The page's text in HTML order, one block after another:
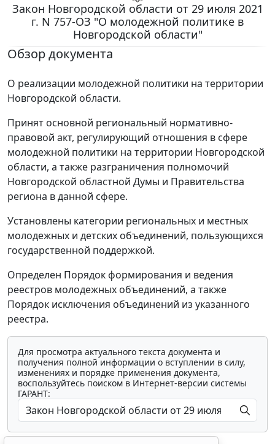
Закон Новгородской области от 29 июля 2021
г. N 757-ОЗ "О молодежной политике в
Новгородской области"
Обзор документа
О реализации молодежной политики на территории
Новгородской области.
Принят основной региональный нормативно-
правовой акт, регулирующий отношения в сфере
молодежной политики на территории Новгородской
области, а также разграничения полномочий
Новгородской областной Думы и Правительства
региона в данной сфере.
Установлены категории региональных и местных
молодежных и детских объединений, пользующихся
государственной поддержкой.
Определен Порядок формирования и ведения
реестров молодежных объединений, а также
Порядок исключения объединений из указанного
реестра.
Для просмотра актуального текста документа и
получения полной информации о вступлении в силу,
изменениях и порядке применения документа,
воспользуйтесь поиском в Интернет-версии системы
ГАРАНТ: